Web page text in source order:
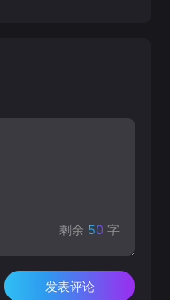
剩余 50 字
发表评论